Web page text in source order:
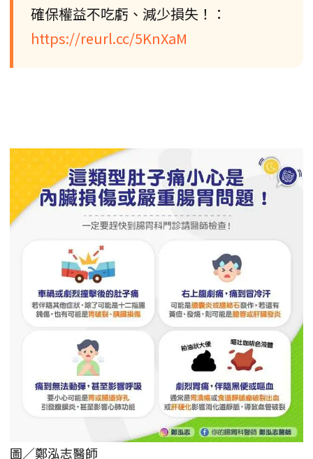
確保權益不吃虧、減少損失！：
https://reurl.cc/5KnXaM
圖／鄭泓志醫師